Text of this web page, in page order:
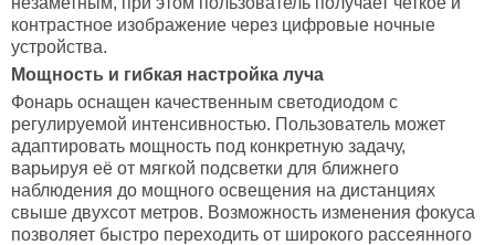
контрастное изображение через цифровые ночные
устройства.
Мощность и гибкая настройка луча
Фонарь оснащен качественным светодиодом с
регулируемой интенсивностью. Пользователь может
адаптировать мощность под конкретную задачу,
варьируя её от мягкой подсветки для ближнего
наблюдения до мощного освещения на дистанциях
свыше двухсот метров. Возможность изменения фокуса
позволяет быстро переходить от широкого рассеянного